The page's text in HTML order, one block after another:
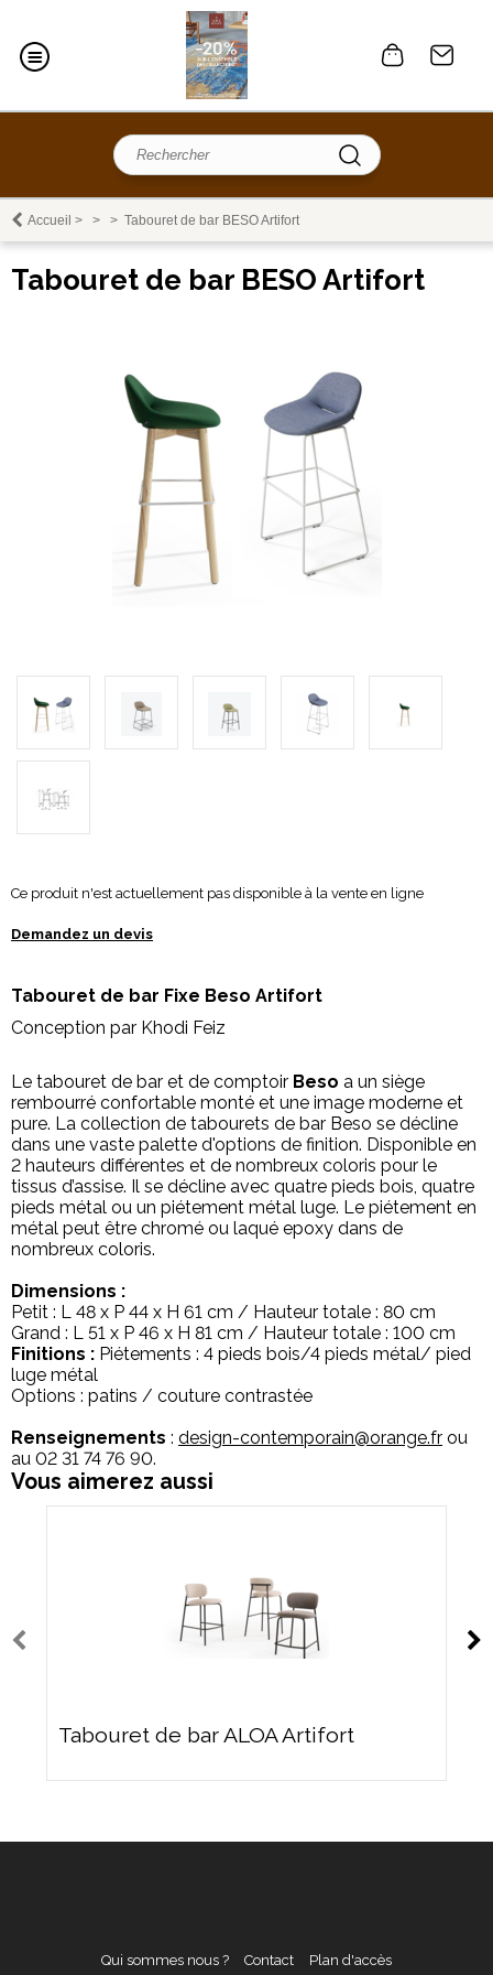
Accueil > > > Tabouret de bar BESO Artifort
Tabouret de bar BESO Artifort
Ce produit n'est actuellement pas disponible à la vente en ligne
Demandez un devis
Tabouret de bar Fixe Beso Artifort
Conception par Khodi Feiz
Le tabouret de bar et de comptoir Beso a un siège
rembourré confortable monté et une image moderne et
pure. La collection de tabourets de bar Beso se décline
dans une vaste palette d'options de finition. Disponible en
2 hauteurs différentes et de nombreux coloris pour le
tissus d’assise. Il se décline avec quatre pieds bois, quatre
pieds métal ou un piétement métal luge. Le piétement en
métal peut être chromé ou laqué epoxy dans de
nombreux coloris.
Dimensions :
Petit : L 48 x P 44 x H 61 cm / Hauteur totale : 80 cm
Grand : L 51 x P 46 x H 81 cm / Hauteur totale : 100 cm
Finitions : Piétements : 4 pieds bois/4 pieds métal/ pied
luge métal
Options : patins / couture contrastée
Renseignements : design-contemporain@orange.fr ou
au 02 31 74 76 90.
Vous aimerez aussi
Tabouret de bar ALOA Artifort
Qui sommes nous ? Contact Plan d'accès